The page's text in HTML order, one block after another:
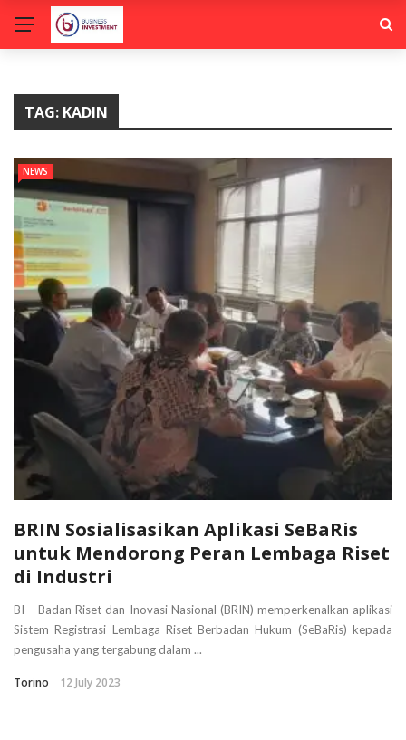
TAG: KADIN
NEWS
BRIN Sosialisasikan Aplikasi SeBaRis
untuk Mendorong Peran Lembaga Riset
di Industri
BI – Badan Riset dan Inovasi Nasional (BRIN) memperkenalkan aplikasi
Sistem Registrasi Lembaga Riset Berbadan Hukum (SeBaRis) kepada
pengusaha yang tergabung dalam ...
Torino 12 July 2023